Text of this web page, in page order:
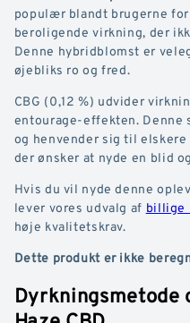
populær blandt brugerne
beroligende virkning, der
Denne hybridblomst er
øjebliks ro og fred.
CBG (0,12 %) udvider
entourage-effekten. Denne
og henvender sig til
der ønsker at nyde en blid
Hvis du vil nyde denne
lever vores udvalg af billige
høje kvalitetskrav.
Dette produkt er ikke
Dyrkningsmetode